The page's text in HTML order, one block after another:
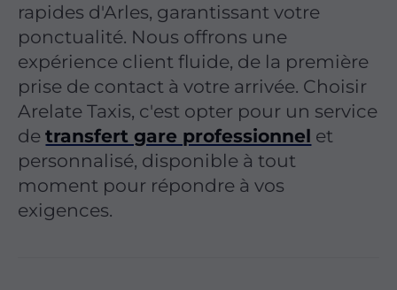
rapides d'Arles, garantissant votre
ponctualité. Nous offrons une
expérience client fluide, de la première
prise de contact à votre arrivée. Choisir
Arelate Taxis, c'est opter pour un service
detransfert gare professionnel et
personnalisé, disponible à tout
moment pour répondre à vos
exigences.